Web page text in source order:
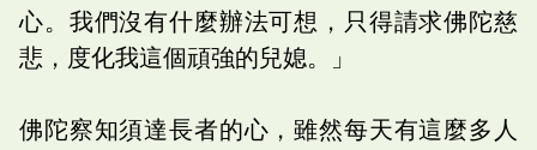
心。我們沒有什麼辦法可想，只得請求佛陀慈
悲，度化我這個頑強的兒媳。」
佛陀察知須達長者的心，雖然每天有這麼多人